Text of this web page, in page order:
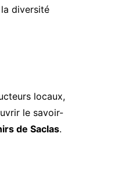
diversité
locaux,
le savoir-
de Saclas.